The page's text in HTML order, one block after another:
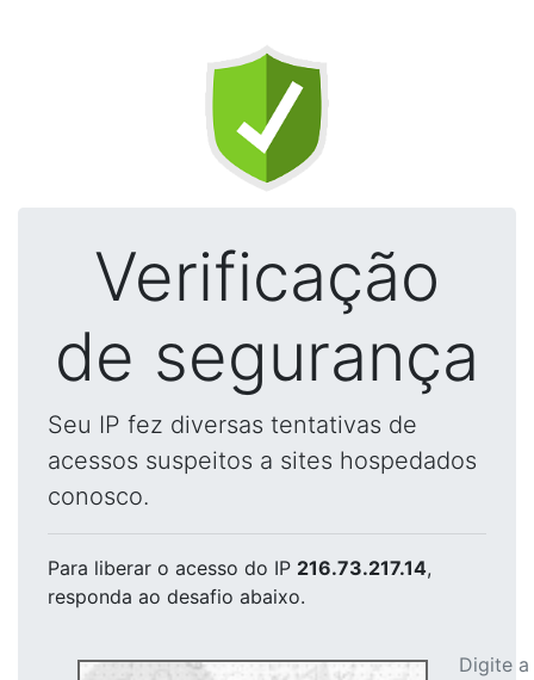
Verificação
de segurança
Seu IP fez diversas tentativas de
acessos suspeitos a sites hospedados
conosco.
Para liberar o acesso do IP 216.73.217.14,
responda ao desafio abaixo.
Digite